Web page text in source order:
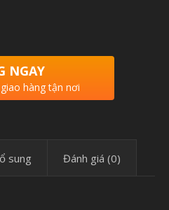
NGAY
hàng tận nơi
sung Đánh giá (0)